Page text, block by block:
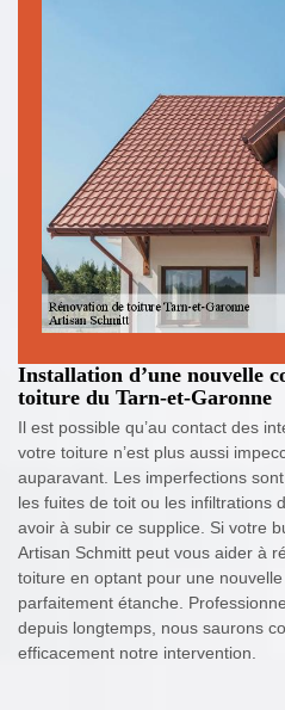
Installation d’une nouvelle
toiture du Tarn-et-Garonne
Il est possible qu’au contact des
votre toiture n’est plus aussi
auparavant. Les imperfections
les fuites de toit ou les infiltrations
avoir à subir ce supplice. Si votre
Artisan Schmitt peut vous aider à
toiture en optant pour une
parfaitement étanche.
depuis longtemps, nous saurons
efficacement notre intervention.